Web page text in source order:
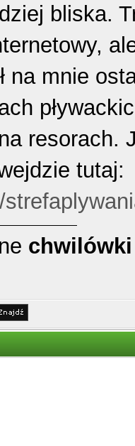
bliska.
na mnie
resorach.
tutaj:
chwilówki